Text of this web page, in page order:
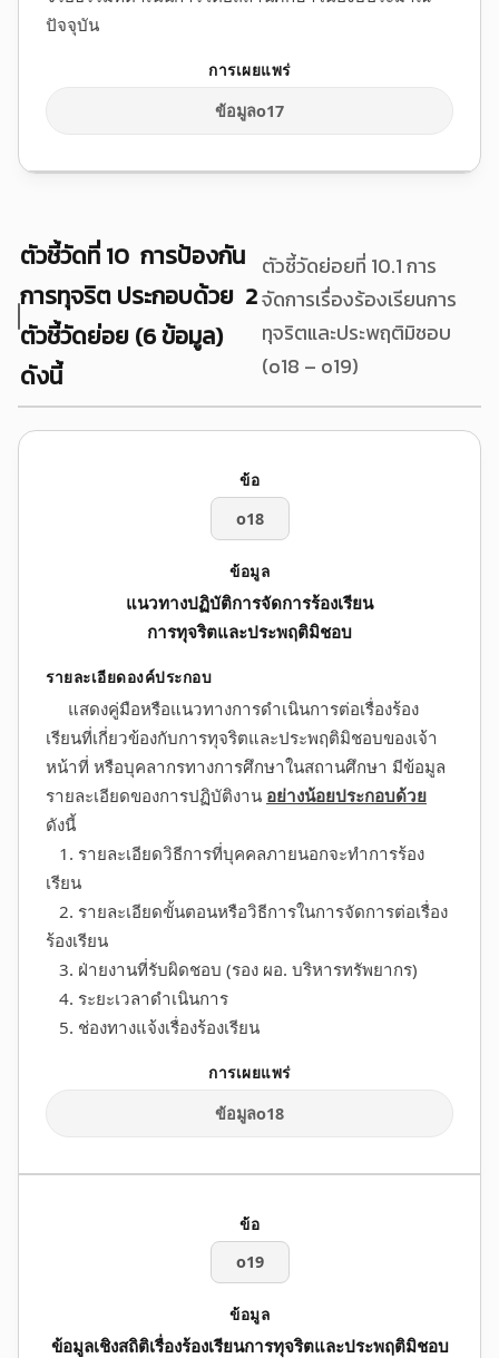
ปัจจุบัน
ข้อมูลo17
ตัวชี้วัดที่ 10 การป้องกัน
การทุจริต ประกอบด้วย 2
ตัวชี้วัดย่อย (6 ข้อมูล)
ดังนี้
ตัวชี้วัดย่อยที่ 10.1 การ
จัดการเรื่องร้องเรียนการ
ทุจริตและประพฤติมิชอบ
(o18 – o19)
o18
แนวทางปฏิบัติการจัดการร้องเรียน
การทุจริตและประพฤติมิชอบ
แสดงคู่มือหรือแนวทางการดำเนินการต่อเรื่องร้อง
เรียนที่เกี่ยวข้องกับการทุจริตและประพฤติมิชอบของเจ้า
หน้าที่ หรือบุคลากรทางการศึกษาในสถานศึกษา มีข้อมูล
รายละเอียดของการปฏิบัติงาน อย่างน้อยประกอบด้วย
ดังนี้
1. รายละเอียดวิธีการที่บุคคลภายนอกจะทำการร้อง
เรียน
2. รายละเอียดขั้นตอนหรือวิธีการในการจัดการต่อเรื่อง
ร้องเรียน
3. ฝ่ายงานที่รับผิดชอบ (รอง ผอ. บริหารทรัพยากร)
4. ระยะเวลาดำเนินการ
5. ช่องทางแจ้งเรื่องร้องเรียน
ข้อมูลo18
o19
ข้อมูลเชิงสถิติเรื่องร้องเรียนการทุจริตและประพฤติมิชอบ